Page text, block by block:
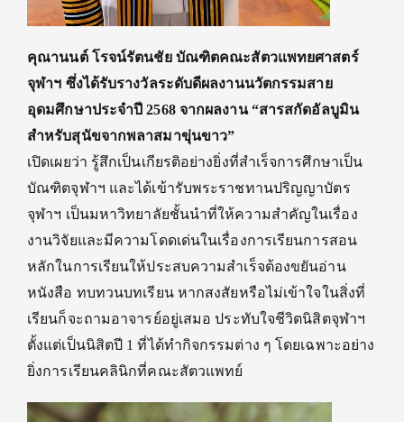
คุณานนต์โรจน์รัตนชัย บัณฑิตคณะสัตวแพทยศาสตร์
จุฬาฯ ซึ่งได้รับรางวัลระดับดีผลงานนวัตกรรมสาย
อุดมศึกษาประจำปี 2568 จากผลงาน“สารสกัดอัลบูมิน
สำหรับสุนัขจากพลาสมาขุ่นขาว”
เปิดเผยว่า รู้สึกเป็นเกียรติอย่างยิ่งที่สำเร็จการศึกษาเป็น
บัณฑิตจุฬาฯ และได้เข้ารับพระราชทานปริญญาบัตร
จุฬาฯ เป็นมหาวิทยาลัยชั้นนำที่ให้ความสำคัญในเรื่อง
งานวิจัยและมีความโดดเด่นในเรื่องการเรียนการสอน
หลักในการเรียนให้ประสบความสำเร็จต้องขยันอ่าน
หนังสือ ทบทวนบทเรียน หากสงสัยหรือไม่เข้าใจในสิ่งที่
เรียนก็จะถามอาจารย์อยู่เสมอประทับใจชีวิตนิสิตจุฬาฯ
ตั้งแต่เป็นนิสิตปี 1 ที่ได้ทำกิจกรรมต่าง ๆ โดยเฉพาะอย่าง
ยิ่งการเรียนคลินิกที่คณะสัตวแพทย์